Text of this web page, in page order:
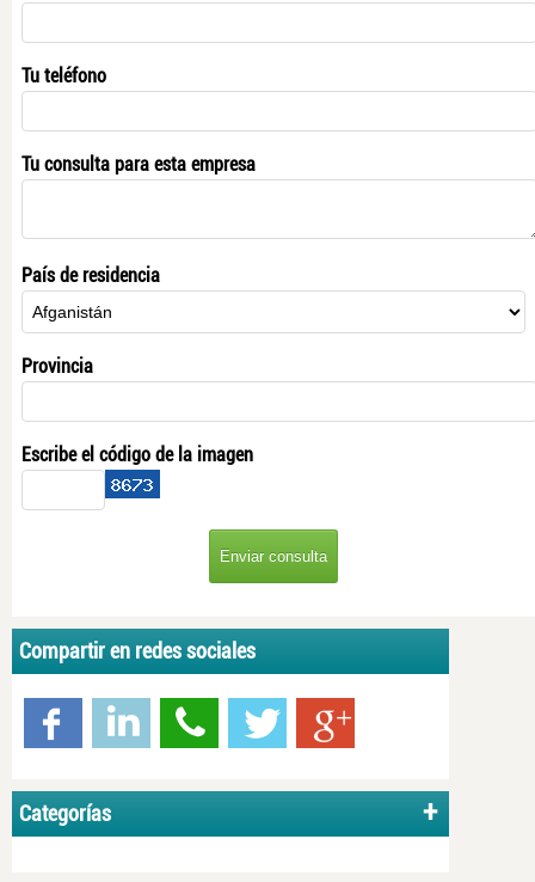
Tu teléfono
Tu consulta para esta empresa
País de residencia
Provincia
Escribe el código de la imagen
Compartir en redes sociales
Categorías